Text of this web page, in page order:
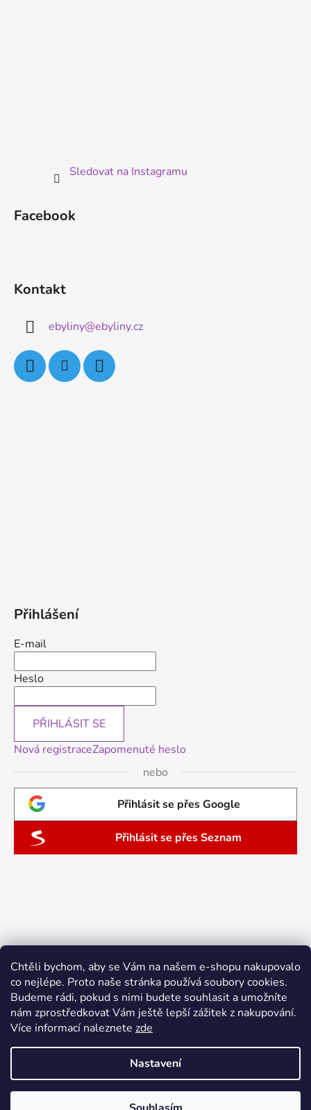
Chtěli bychom, aby se Vám na našem e-shopu nakupovalo
co nejlépe. Proto naše stránka používá soubory cookies.
Budeme rádi, pokud s nimi budete souhlasit a umožníte
nám zprostředkovat Vám ještě lepší zážitek z nakupování.
Více informací naleznete zde
Nastavení
Sledovat na Instagramu
Facebook
Kontakt
ebyliny@ebyliny.cz
Přihlášení
E-mail
Heslo
PŘIHLÁSIT SE
Nová registraceZapomenuté heslo
nebo
Přihlásit se přes Google
Přihlásit se přes Seznam
Vytvořil Shoptet